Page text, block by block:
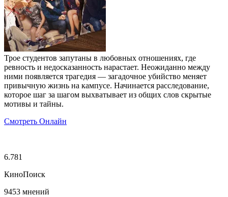
Трое студентов запутаны в любовных отношениях, где
ревность и недосказанность нарастает. Неожиданно между
ними появляется трагедия — загадочное убийство меняет
привычную жизнь на кампусе. Начинается расследование,
которое шаг за шагом выхватывает из общих слов скрытые
мотивы и тайны.
Смотреть Онлайн
6.781
КиноПоиск
9453 мнений